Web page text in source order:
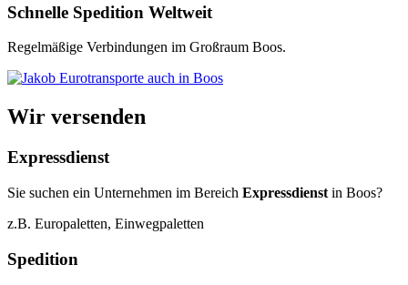
Schnelle Spedition Weltweit
Regelmäßige Verbindungen im Großraum Boos.
Wir versenden
Expressdienst
Sie suchen ein Unternehmen im Bereich Expressdienst in Boos?
z.B. Europaletten, Einwegpaletten
Spedition